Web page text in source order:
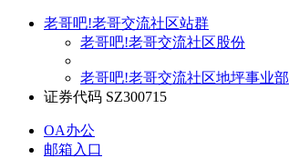
老哥吧!老哥交流社区站群
老哥吧!老哥交流社区股份
老哥吧!老哥交流社区地坪事业部
证券代码 SZ300715
OA办公
邮箱入口